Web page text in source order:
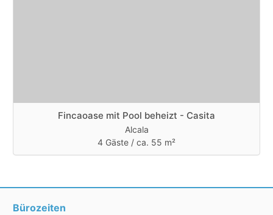
Fincaoase mit Pool beheizt - Casita
Alcala
4 Gäste / ca. 55 m²
Bürozeiten